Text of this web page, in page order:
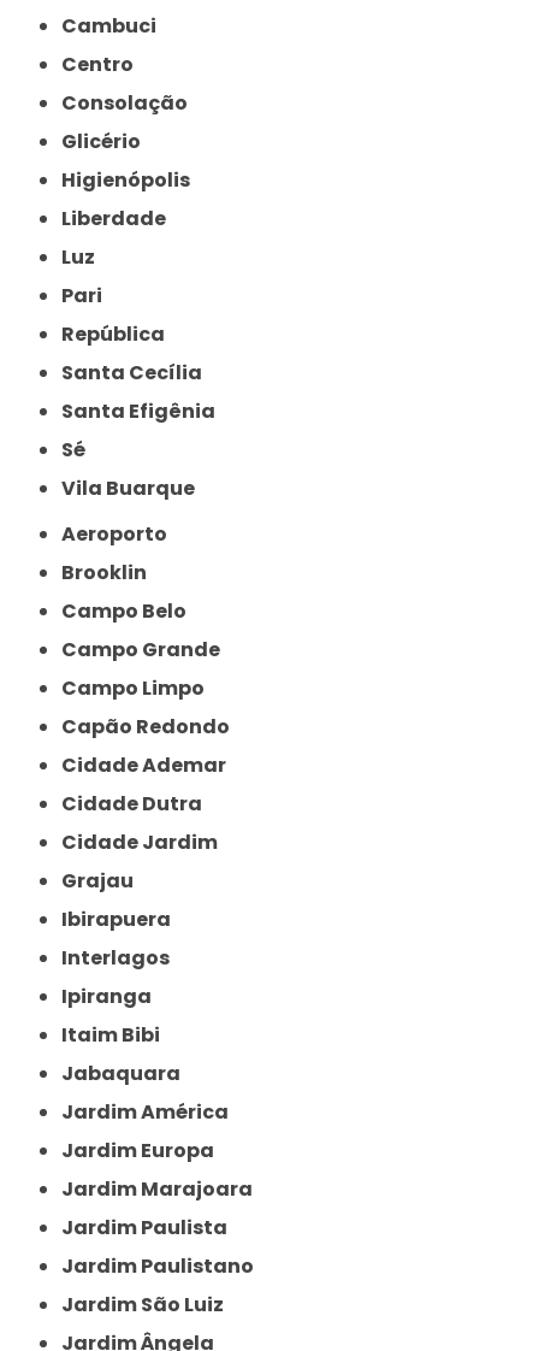
Cambuci
Centro
Consolação
Glicério
Higienópolis
Liberdade
Luz
Pari
República
Santa Cecília
Santa Efigênia
Sé
Vila Buarque
Aeroporto
Brooklin
Campo Belo
Campo Grande
Campo Limpo
Capão Redondo
Cidade Ademar
Cidade Dutra
Cidade Jardim
Grajau
Ibirapuera
Interlagos
Ipiranga
Itaim Bibi
Jabaquara
Jardim América
Jardim Europa
Jardim Marajoara
Jardim Paulista
Jardim Paulistano
Jardim São Luiz
Jardim Ângela